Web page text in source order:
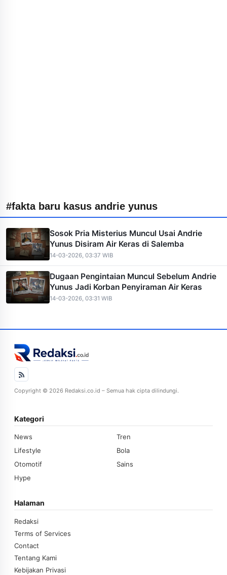
#fakta baru kasus andrie yunus
Sosok Pria Misterius Muncul Usai Andrie
Yunus Disiram Air Keras di Salemba
14-03-2026, 03:37 WIB
Dugaan Pengintaian Muncul Sebelum Andrie
Yunus Jadi Korban Penyiraman Air Keras
14-03-2026, 03:31 WIB
Copyright © 2026 Redaksi.co.id – Semua hak cipta dilindungi.
Kategori
News
Tren
Lifestyle
Bola
Otomotif
Sains
Hype
Halaman
Redaksi
Terms of Services
Contact
Tentang Kami
Kebijakan Privasi